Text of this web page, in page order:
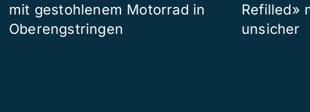
mit gestohlenem Motorrad in
Oberengstringen
Refilled»
unsicher